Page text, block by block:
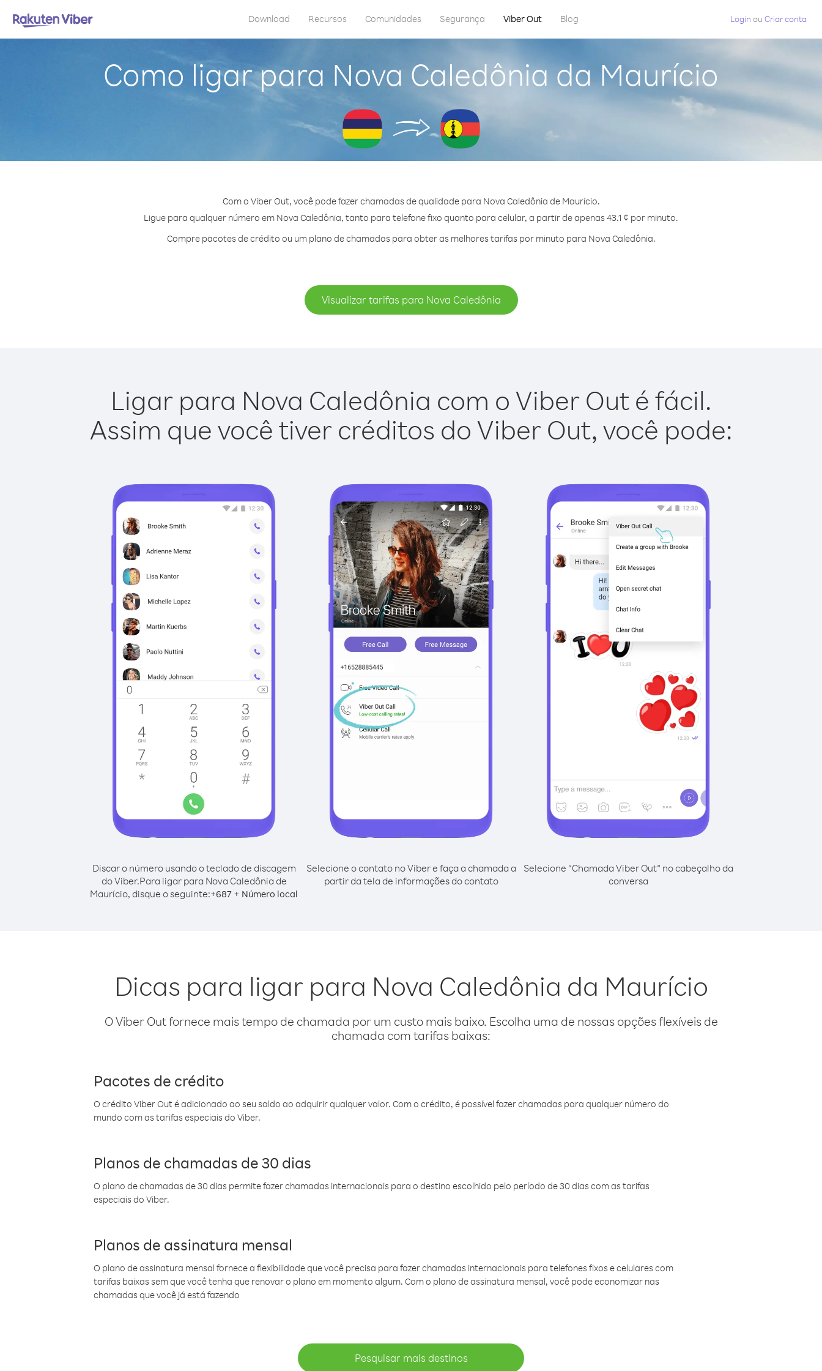
Download Recursos Comunidades Segurança Viber Out Blog Login ou Criar conta
Como ligar para Nova Caledônia da Maurício
Com o Viber Out, você pode fazer chamadas de qualidade para Nova Caledônia de Maurício.
Ligue para qualquer número em Nova Caledônia, tanto para telefone fixo quanto para celular, a partir de apenas 43.1 ¢ por minuto.
Compre pacotes de crédito ou um plano de chamadas para obter as melhores tarifas por minuto para Nova Caledônia.
Visualizar tarifas para Nova Caledônia
Ligar para Nova Caledônia com o Viber Out é fácil.
Assim que você tiver créditos do Viber Out, você pode:
Discar o número usando o teclado de discagem
do Viber.Para ligar para Nova Caledônia de
Maurício, disque o seguinte:+687 + Número local
Selecione o contato no Viber e faça a chamada a
partir da tela de informações do contato
Selecione “Chamada Viber Out” no cabeçalho da
conversa
Dicas para ligar para Nova Caledônia da Maurício
O Viber Out fornece mais tempo de chamada por um custo mais baixo. Escolha uma de nossas opções flexíveis de
chamada com tarifas baixas:
Pacotes de crédito
O crédito Viber Out é adicionado ao seu saldo ao adquirir qualquer valor. Com o crédito, é possível fazer chamadas para qualquer número do
mundo com as tarifas especiais do Viber.
Planos de chamadas de 30 dias
O plano de chamadas de 30 dias permite fazer chamadas internacionais para o destino escolhido pelo período de 30 dias com as tarifas
especiais do Viber.
Planos de assinatura mensal
O plano de assinatura mensal fornece a flexibilidade que você precisa para fazer chamadas internacionais para telefones fixos e celulares com
tarifas baixas sem que você tenha que renovar o plano em momento algum. Com o plano de assinatura mensal, você pode economizar nas
chamadas que você já está fazendo
Pesquisar mais destinos